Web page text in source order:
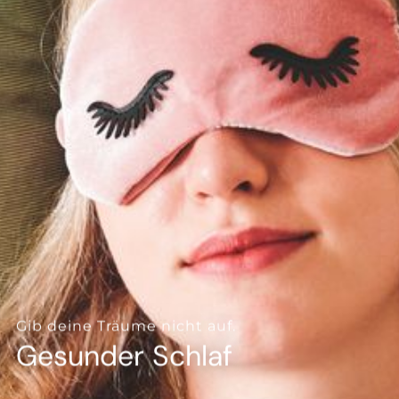
--
Gib deine Träume nicht auf.
Gesunder Schlaf